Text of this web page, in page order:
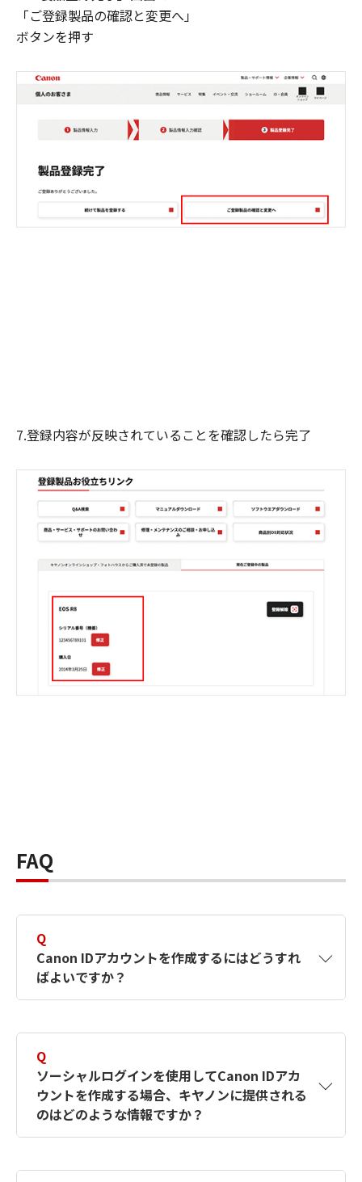
「ご登録製品の確認と変更へ」
ボタンを押す
7.登録内容が反映されていることを確認したら完了
FAQ
Q
Canon IDアカウントを作成するにはどうすれ
ばよいですか？
す。詳しい作成方法は【カメラ】Canon IDとは
何ですか？Canon IDの作成方法は？をご確認く
ださい。
Q
ソーシャルログインを使用してCanon IDアカ
ウントを作成する場合、キヤノンに提供される
のはどのような情報ですか？